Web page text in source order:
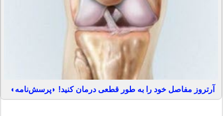
آرتروز مفاصل خود را به طور قطعی درمان کنید! ◗پرسش‌نامه◖